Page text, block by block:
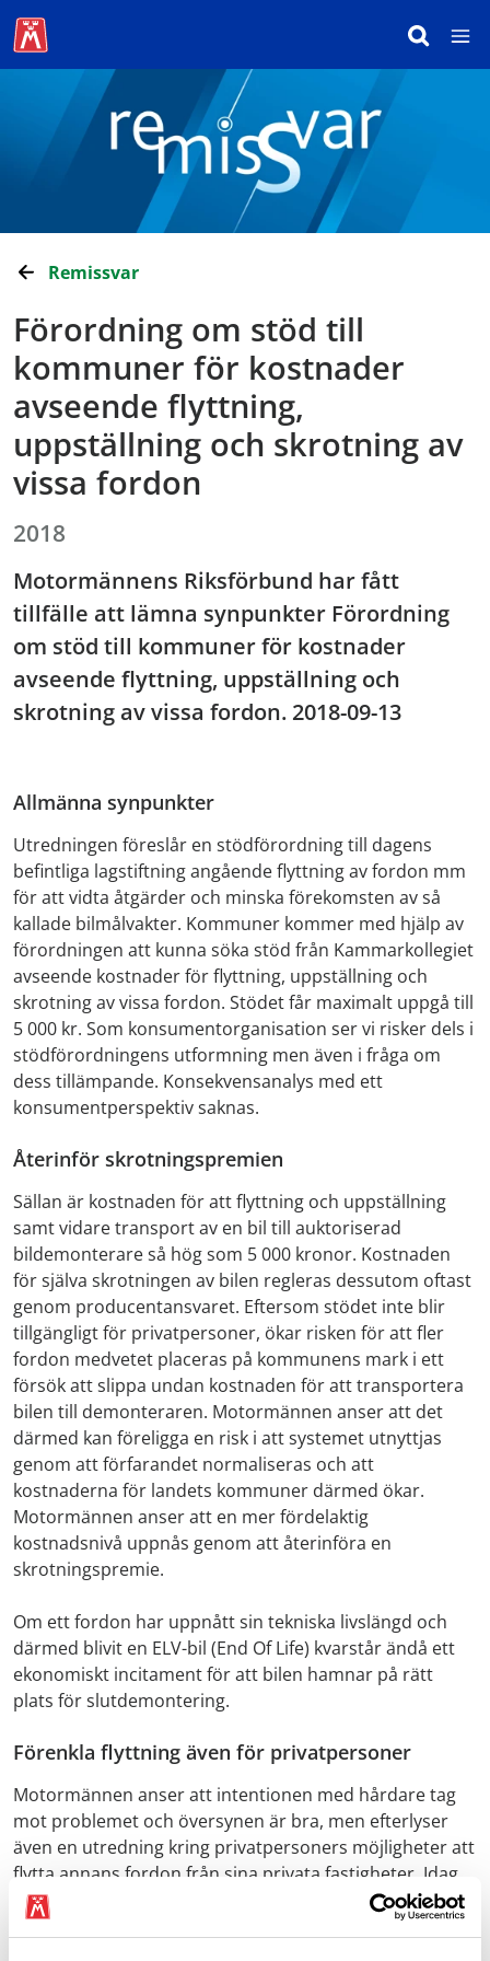
Remissvar
Förordning om stöd till
kommuner för kostnader
avseende flyttning,
uppställning och skrotning av
vissa fordon
2018
Motormännens Riksförbund har fått
tillfälle att lämna synpunkter Förordning
om stöd till kommuner för kostnader
avseende flyttning, uppställning och
skrotning av vissa fordon. 2018-09-13
Allmänna synpunkter
Utredningen föreslår en stödförordning till dagens
befintliga lagstiftning angående flyttning av fordon mm
för att vidta åtgärder och minska förekomsten av så
kallade bilmålvakter. Kommuner kommer med hjälp av
förordningen att kunna söka stöd från Kammarkollegiet
avseende kostnader för flyttning, uppställning och
skrotning av vissa fordon. Stödet får maximalt uppgå till
5 000 kr. Som konsumentorganisation ser vi risker dels i
stödförordningens utformning men även i fråga om
dess tillämpande. Konsekvensanalys med ett
konsumentperspektiv saknas.
Återinför skrotningspremien
Sällan är kostnaden för att flyttning och uppställning
samt vidare transport av en bil till auktoriserad
bildemonterare så hög som 5 000 kronor. Kostnaden
för själva skrotningen av bilen regleras dessutom oftast
genom producentansvaret. Eftersom stödet inte blir
tillgängligt för privatpersoner, ökar risken för att fler
fordon medvetet placeras på kommunens mark i ett
försök att slippa undan kostnaden för att transportera
bilen till demonteraren. Motormännen anser att det
därmed kan föreligga en risk i att systemet utnyttjas
genom att förfarandet normaliseras och att
kostnaderna för landets kommuner därmed ökar.
Motormännen anser att en mer fördelaktig
kostnadsnivå uppnås genom att återinföra en
skrotningspremie.
Om ett fordon har uppnått sin tekniska livslängd och
därmed blivit en ELV-bil (End Of Life) kvarstår ändå ett
ekonomiskt incitament för att bilen hamnar på rätt
plats för slutdemontering.
Förenkla flyttning även för privatpersoner
Motormännen anser att intentionen med hårdare tag
mot problemet och översynen är bra, men efterlyser
även en utredning kring privatpersoners möjligheter att
flytta annans fordon från sina privata fastigheter. Idag
medför lagstiftningen långa handläggningstider och i
värsta fall även kostnader för en privatperson för att få